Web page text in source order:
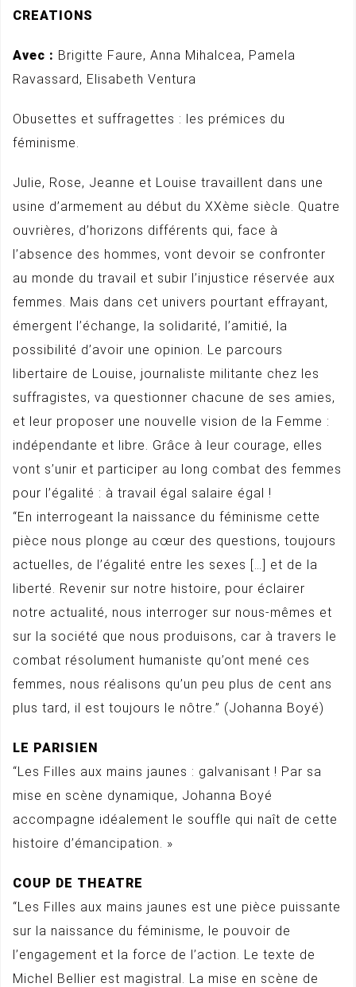
CREATIONS
Avec : Brigitte Faure, Anna Mihalcea, Pamela
Ravassard, Elisabeth Ventura
Obusettes et suffragettes : les prémices du
féminisme.
Julie, Rose, Jeanne et Louise travaillent dans une
usine d’armement au début du XXème siècle. Quatre
ouvrières, d’horizons différents qui, face à
l’absence des hommes, vont devoir se confronter
au monde du travail et subir l’injustice réservée aux
femmes. Mais dans cet univers pourtant effrayant,
émergent l’échange, la solidarité, l’amitié, la
possibilité d’avoir une opinion. Le parcours
libertaire de Louise, journaliste militante chez les
suffragistes, va questionner chacune de ses amies,
et leur proposer une nouvelle vision de la Femme :
indépendante et libre. Grâce à leur courage, elles
vont s’unir et participer au long combat des femmes
pour l’égalité : à travail égal salaire égal !
“En interrogeant la naissance du féminisme cette
pièce nous plonge au cœur des questions, toujours
actuelles, de l’égalité entre les sexes […] et de la
liberté. Revenir sur notre histoire, pour éclairer
notre actualité, nous interroger sur nous-mêmes et
sur la société que nous produisons, car à travers le
combat résolument humaniste qu’ont mené ces
femmes, nous réalisons qu’un peu plus de cent ans
plus tard, il est toujours le nôtre.” (Johanna Boyé)
LE PARISIEN
“Les Filles aux mains jaunes : galvanisant ! Par sa
mise en scène dynamique, Johanna Boyé
accompagne idéalement le souffle qui naît de cette
histoire d’émancipation. »
COUP DE THEATRE
“Les Filles aux mains jaunes est une pièce puissante
sur la naissance du féminisme, le pouvoir de
l’engagement et la force de l’action. Le texte de
Michel Bellier est magistral. La mise en scène de